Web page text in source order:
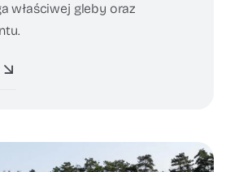
właściwej gleby oraz